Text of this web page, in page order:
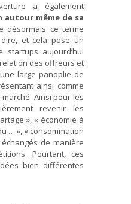
a également
autour même de sa
désormais ce terme
et cela pose un
startups aujourd’hui
des offreurs et
large panoplie de
ainsi comme
Ainsi pour les
revenir les
», « économie à
… », « consommation
de manière
Pourtant, ces
bien différentes